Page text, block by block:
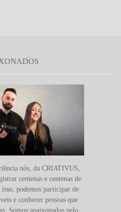
nós, da CRIATIVUS,
centenas e centenas de
podemos participar de
e conhecer pessoas que
Somos apaixonados pelo